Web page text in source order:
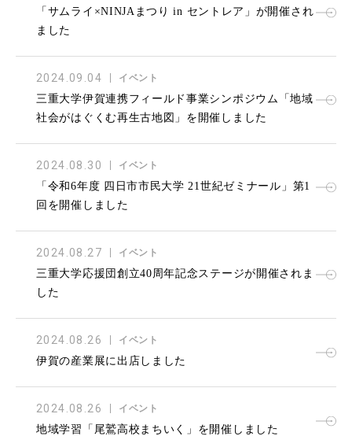
「サムライ×NINJAまつり in セントレア」が開催され
ました
2024.09.04 イベント
三重大学伊賀連携フィールド事業シンポジウム「地域
社会がはぐくむ再生古地図」を開催しました
2024.08.30 イベント
「令和6年度 四日市市民大学 21世紀ゼミナール」第1
回を開催しました
2024.08.27 イベント
三重大学応援団創立40周年記念ステージが開催されま
した
2024.08.26 イベント
伊賀の産業展に出店しました
2024.08.26 イベント
地域学習「尾鷲高校まちいく」を開催しました